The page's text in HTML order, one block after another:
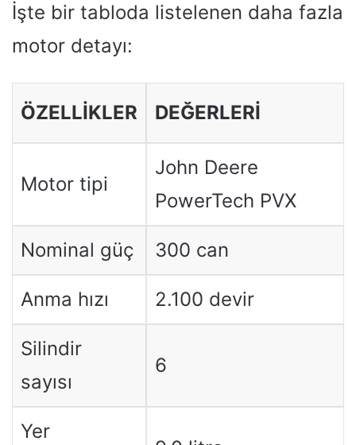
İşte bir tabloda listelenen daha fazla
motor detayı:
ÖZELLIKLER DEĞERLERI
Motor tipi
John Deere
PowerTech PVX
Nominal güç 300 can
Anma hızı 2.100 devir
Silindir
sayısı
6
Yer